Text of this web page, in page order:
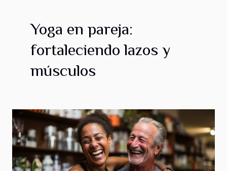
Yoga en pareja:
fortaleciendo lazos y
músculos